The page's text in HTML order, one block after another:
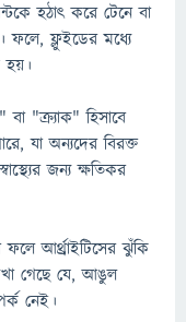
হঠাৎ করে টেনে বা
ফলে, ফ্লুইডের মধ্যে
হয়।
"ক্র্যাক" হিসাবে
যা অন্যদের বিরক্ত
জন্য ক্ষতিকর
আর্থ্রাইটিসের ঝুঁকি
গেছে যে, আঙুল
নেই।